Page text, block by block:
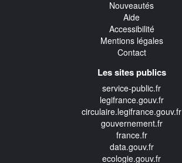
Nouveautés
Aide
Accessibilité
Mentions légales
Contact
Les sites publics
service-public.fr
legifrance.gouv.fr
circulaire.legifrance.gouv.fr
gouvernement.fr
france.fr
data.gouv.fr
ecologie.gouv.fr